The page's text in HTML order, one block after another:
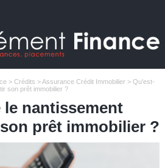
> Crédits >Assurance Crédit Immobilier> Qu'est-
son prêt immobilier ?
le nantissement
prêt immobilier ?